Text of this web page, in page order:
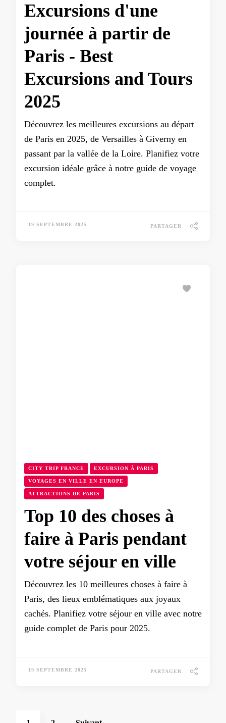
Excursions d'une
journée à partir de
Paris - Best
Excursions and Tours
2025
Découvrez les meilleures excursions au départ
de Paris en 2025, de Versailles à Giverny en
passant par la vallée de la Loire. Planifiez votre
excursion idéale grâce à notre guide de voyage
complet.
19 SEPTEMBRE 2025 PARTAGER
CITY TRIP FRANCE EXCURSION À PARIS
VOYAGES EN VILLE EN EUROPE
ATTRACTIONS DE PARIS
Top 10 des choses à
faire à Paris pendant
votre séjour en ville
Découvrez les 10 meilleures choses à faire à
Paris, des lieux emblématiques aux joyaux
cachés. Planifiez votre séjour en ville avec notre
guide complet de Paris pour 2025.
19 SEPTEMBRE 2025 PARTAGER
Pagination